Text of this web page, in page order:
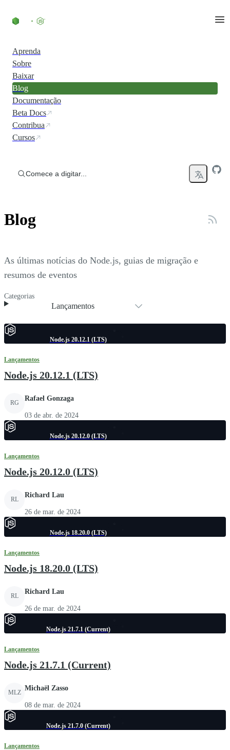
Aprenda
Sobre
Baixar
Blog
Documentação
Beta Docs
Contribua
Cursos
Comece a digitar...
Blog
As últimas notícias do Node.js, guias de migração e
resumos de eventos
Categorias
Lançamentos
Node.js 20.12.1 (LTS)
Lançamentos
Node.js 20.12.1 (LTS)
RG
Rafael Gonzaga
03 de abr. de 2024
Node.js 20.12.0 (LTS)
Lançamentos
Node.js 20.12.0 (LTS)
RL
Richard Lau
26 de mar. de 2024
Node.js 18.20.0 (LTS)
Lançamentos
Node.js 18.20.0 (LTS)
RL
Richard Lau
26 de mar. de 2024
Node.js 21.7.1 (Current)
Lançamentos
Node.js 21.7.1 (Current)
MLZ
Michaël Zasso
08 de mar. de 2024
Node.js 21.7.0 (Current)
Lançamentos